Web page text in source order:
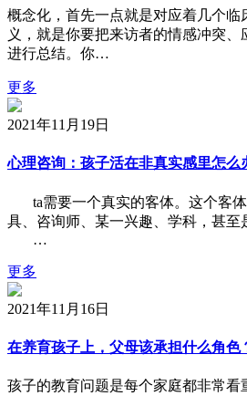
概念化，首先一点就是对应着几个临
义，就是你要把来访者的情感冲突
进行总结。你…
更多
2021年11月19日
心理咨询：孩子活在非真实感里怎么
ta需要一个真实的客体。这个客体
具、咨询师、某一兴趣、学科，甚至
…
更多
2021年11月16日
在养育孩子上，父母该承担什么角色
孩子的教育问题是每个家庭都非常看